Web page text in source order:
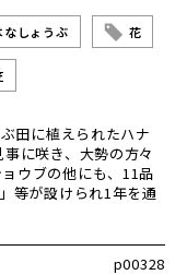
なしょうぶ 花
田に植えられたハナ
に咲き、大勢の方々
ウブの他にも、11品
等が設けられ1年を通
p00328